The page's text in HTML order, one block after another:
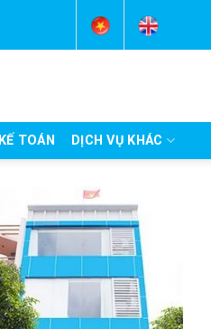
KẾ TOÁN DỊCH VỤ KHÁC